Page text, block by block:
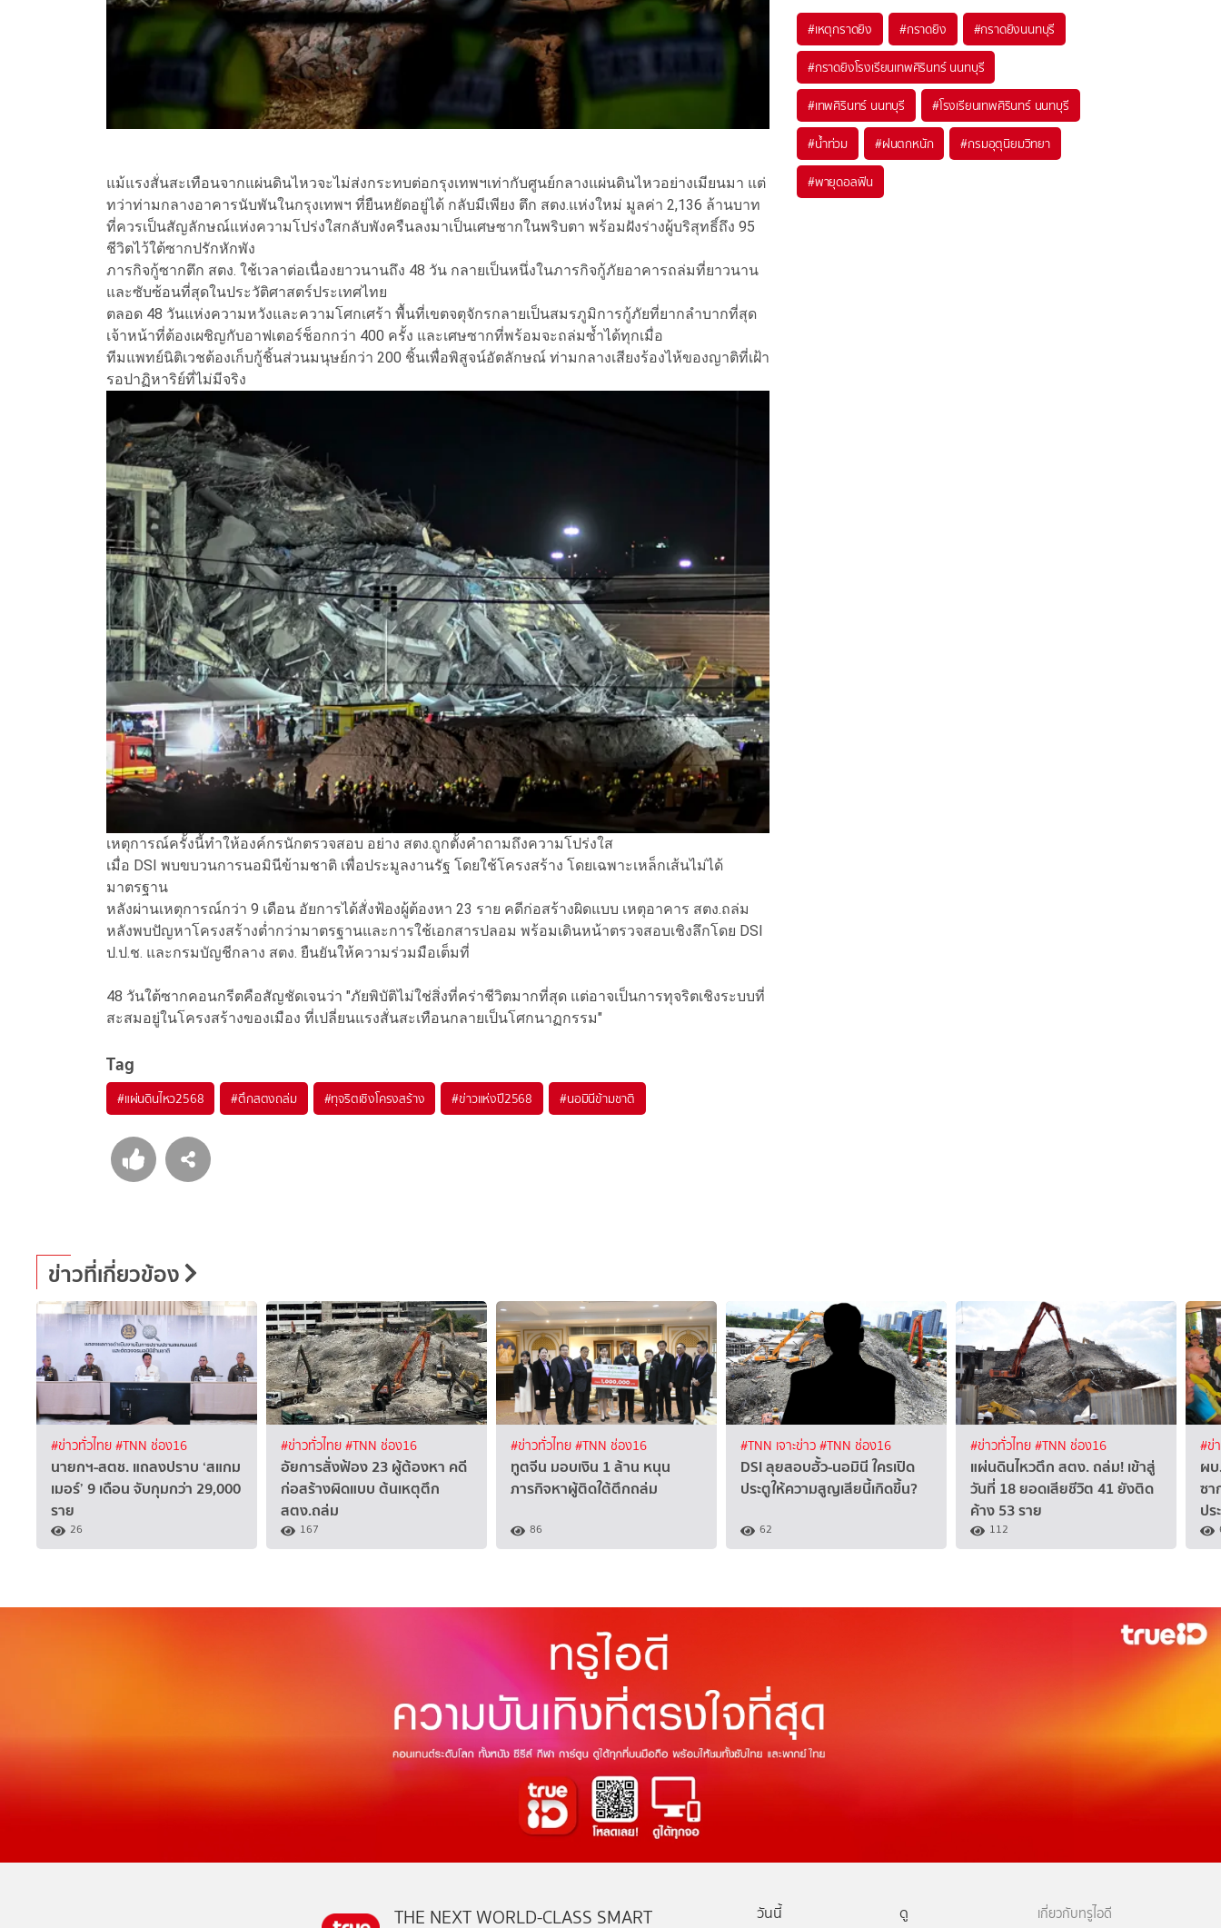
แม้แรงสั่นสะเทือนจากแผ่นดินไหวจะไม่ส่งกระทบต่อกรุงเทพฯเท่ากับศูนย์กลางแผ่นดินไหวอย่างเมียนมา แต่
ทว่าท่ามกลางอาคารนับพันในกรุงเทพฯ ที่ยืนหยัดอยู่ได้ กลับมีเพียง ตึก สตง.แห่งใหม่ มูลค่า 2,136 ล้านบาท
ที่ควรเป็นสัญลักษณ์แห่งความโปร่งใสกลับพังครืนลงมาเป็นเศษซากในพริบตา พร้อมฝังร่างผู้บริสุทธิ์ถึง 95
ชีวิตไว้ใต้ซากปรักหักพัง
ภารกิจกู้ซากตึก สตง. ใช้เวลาต่อเนื่องยาวนานถึง 48 วัน กลายเป็นหนึ่งในภารกิจกู้ภัยอาคารถล่มที่ยาวนาน
และซับซ้อนที่สุดในประวัติศาสตร์ประเทศไทย
ตลอด 48 วันแห่งความหวังและความโศกเศร้า พื้นที่เขตจตุจักรกลายเป็นสมรภูมิการกู้ภัยที่ยากลำบากที่สุด
เจ้าหน้าที่ต้องเผชิญกับอาฟเตอร์ช็อกกว่า 400 ครั้ง และเศษซากที่พร้อมจะถล่มซ้ำได้ทุกเมื่อ
ทีมแพทย์นิติเวชต้องเก็บกู้ชิ้นส่วนมนุษย์กว่า 200 ชิ้นเพื่อพิสูจน์อัตลักษณ์ ท่ามกลางเสียงร้องไห้ของญาติที่เฝ้า
รอปาฏิหาริย์ที่ไม่มีจริง
เหตุการณ์ครั้งนี้ทำให้องค์กรนักตรวจสอบ อย่าง สตง.ถูกตั้งคำถามถึงความโปร่งใส
เมื่อ DSI พบขบวนการนอมินีข้ามชาติ เพื่อประมูลงานรัฐ โดยใช้โครงสร้าง โดยเฉพาะเหล็กเส้นไม่ได้
มาตรฐาน
หลังผ่านเหตุการณ์กว่า 9 เดือน อัยการได้สั่งฟ้องผู้ต้องหา 23 ราย คดีก่อสร้างผิดแบบ เหตุอาคาร สตง.ถล่ม
หลังพบปัญหาโครงสร้างต่ำกว่ามาตรฐานและการใช้เอกสารปลอม พร้อมเดินหน้าตรวจสอบเชิงลึกโดย DSI
ป.ป.ช. และกรมบัญชีกลาง สตง. ยืนยันให้ความร่วมมือเต็มที่
48 วันใต้ซากคอนกรีตคือสัญชัดเจนว่า "ภัยพิบัติไม่ใช่สิ่งที่คร่าชีวิตมากที่สุด แต่อาจเป็นการทุจริตเชิงระบบที่
สะสมอยู่ในโครงสร้างของเมือง ที่เปลี่ยนแรงสั่นสะเทือนกลายเป็นโศกนาฏกรรม"
Tag
#แผ่นดินไหว2568 #ตึกสตงถล่ม #ทุจริตเชิงโครงสร้าง #ข่าวแห่งปี2568 #นอมินีข้ามชาติ
#เหตุกราดยิง #กราดยิง #กราดยิงนนทบุรี
#กราดยิงโรงเรียนเทพศิรินทร์ นนทบุรี
#เทพศิรินทร์ นนทบุรี #โรงเรียนเทพศิรินทร์ นนทบุรี
#น้ำท่วม #ฝนตกหนัก #กรมอุตุนิยมวิทยา
#พายุดอลฟิน
ข่าวที่เกี่ยวข้อง
#ข่าวทั่วไทย#TNN ช่อง16
นายกฯ-สตช. แถลงปราบ ‘สแกม
เมอร์’ 9 เดือน จับกุมกว่า 29,000
ราย
26
#ข่าวทั่วไทย#TNN ช่อง16
อัยการสั่งฟ้อง 23 ผู้ต้องหา คดี
ก่อสร้างผิดแบบ ต้นเหตุตึก
สตง.ถล่ม
167
#ข่าวทั่วไทย#TNN ช่อง16
ทูตจีน มอบเงิน 1 ล้าน หนุน
ภารกิจหาผู้ติดใต้ตึกถล่ม
86
#TNN เจาะข่าว#TNN ช่อง16
DSI ลุยสอบฮั้ว-นอมินี ใครเปิด
ประตูให้ความสูญเสียนี้เกิดขึ้น?
62
#ข่าวทั่วไทย#TNN ช่อง16
แผ่นดินไหวตึก สตง. ถล่ม! เข้าสู่
วันที่ 18 ยอดเสียชีวิต 41 ยังติด
ค้าง 53 ราย
112
#ข่
ผ
ซา
ป
THE NEXT WORLD-CLASS SMART วันนี้ ดู เกี่ยวกับทรูไอดี